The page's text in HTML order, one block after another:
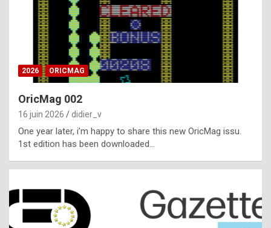
y
d
i
ff
i
l
t
t
s
2026 ORICMAG
OricMag 002
16 juin 2026 didier_v
One year later, i’m happy to share this new OricMag issu.
1st edition has been downloaded…